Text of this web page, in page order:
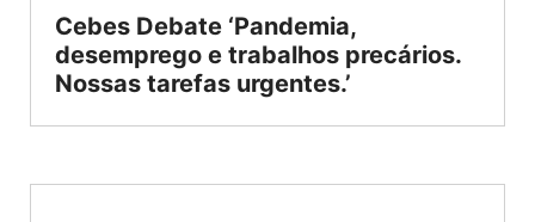
Cebes Debate ‘Pandemia,
desemprego e trabalhos precários.
Nossas tarefas urgentes.’